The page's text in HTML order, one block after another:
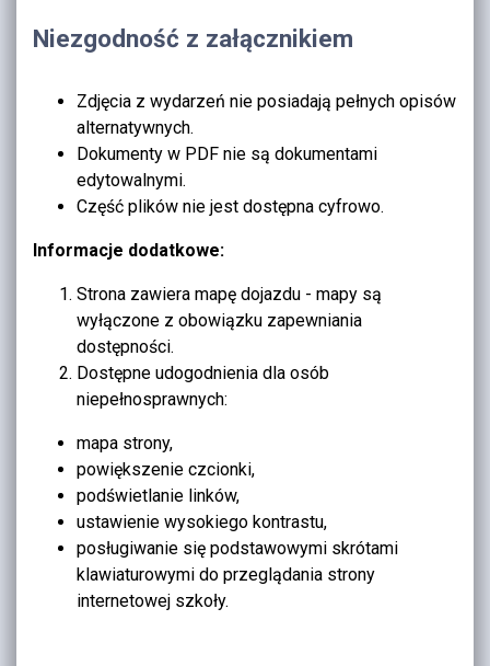
Niezgodność z załącznikiem
Zdjęcia z wydarzeń nie posiadają pełnych opisów
alternatywnych.
Dokumenty w PDF nie są dokumentami
edytowalnymi.
Część plików nie jest dostępna cyfrowo.
Informacje dodatkowe:
Strona zawiera mapę dojazdu - mapy są
wyłączone z obowiązku zapewniania
dostępności.
Dostępne udogodnienia dla osób
niepełnosprawnych:
mapa strony,
powiększenie czcionki,
podświetlanie linków,
ustawienie wysokiego kontrastu,
posługiwanie się podstawowymi skrótami
klawiaturowymi do przeglądania strony
internetowej szkoły.